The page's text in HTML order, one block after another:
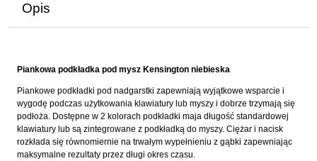
Opis
Piankowa podkładka pod mysz Kensington niebieska
Piankowe podkładki pod nadgarstki zapewniają wyjątkowe wsparcie i
wygodę podczas użytkowania klawiatury lub myszy i dobrze trzymają się
podłoża. Dostępne w 2 kolorach podkładki maja długość standardowej
klawiatury lub są zintegrowane z podkładką do myszy. Ciężar i nacisk
rozkłada się równomiernie na trwałym wypełnieniu z gąbki zapewniając
maksymalne rezultaty przez długi okres czasu.